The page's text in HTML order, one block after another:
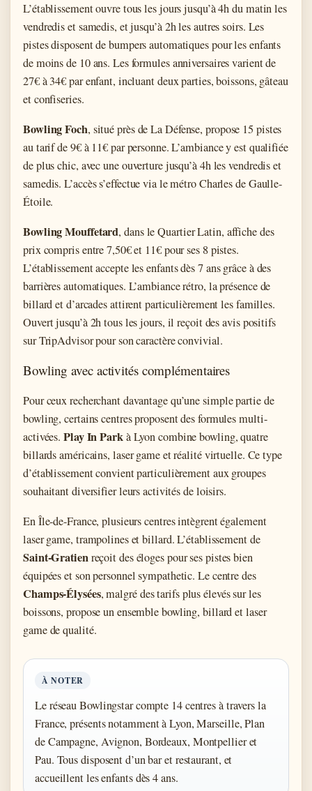
L’établissement ouvre tous les jours jusqu’à 4h du matin les
vendredis et samedis, et jusqu’à 2h les autres soirs. Les
pistes disposent de bumpers automatiques pour les enfants
de moins de 10 ans. Les formules anniversaires varient de
27€ à 34€ par enfant, incluant deux parties, boissons, gâteau
et confiseries.
Bowling Foch, situé près de La Défense, propose 15 pistes
au tarif de 9€ à 11€ par personne. L’ambiance y est qualifiée
de plus chic, avec une ouverture jusqu’à 4h les vendredis et
samedis. L’accès s’effectue via le métro Charles de Gaulle-
Étoile.
Bowling Mouffetard, dans le Quartier Latin, affiche des
prix compris entre 7,50€ et 11€ pour ses 8 pistes.
L’établissement accepte les enfants dès 7 ans grâce à des
barrières automatiques. L’ambiance rétro, la présence de
billard et d’arcades attirent particulièrement les familles.
Ouvert jusqu’à 2h tous les jours, il reçoit des avis positifs
sur TripAdvisor pour son caractère convivial.
Bowling avec activités complémentaires
Pour ceux recherchant davantage qu’une simple partie de
bowling, certains centres proposent des formules multi-
activées.Play In Parkà Lyon combine bowling, quatre
billards américains, laser game et réalité virtuelle. Ce type
d’établissement convient particulièrement aux groupes
souhaitant diversifier leurs activités de loisirs.
En Île-de-France, plusieurs centres intègrent également
laser game, trampolines et billard. L’établissement de
Saint-Gratienreçoit des éloges pour ses pistes bien
équipées et son personnel sympathetic. Le centre des
Champs-Élysées, malgré des tarifs plus élevés sur les
boissons, propose un ensemble bowling, billard et laser
game de qualité.
À NOTER
Le réseau Bowlingstar compte 14 centres à travers la
France, présents notamment à Lyon, Marseille, Plan
de Campagne, Avignon, Bordeaux, Montpellier et
Pau. Tous disposent d’un bar et restaurant, et
accueillent les enfants dès 4 ans.